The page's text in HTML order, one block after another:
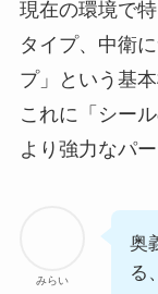
現在の環境で
タイプ、中衛
プ」という基本
これに「シー
より強力なパ
みらい
奥
る